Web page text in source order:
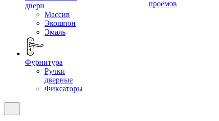
двери
Массив
Экошпон
Эмаль
Фурнитура
Ручки
дверные
Фиксаторы
проемов